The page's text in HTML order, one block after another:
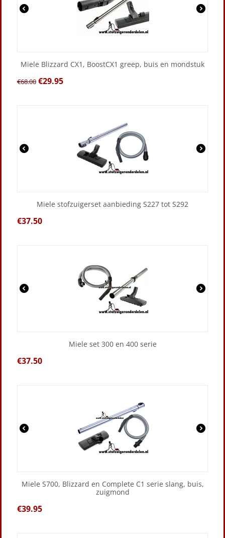
Miele Blizzard CX1, BoostCX1 greep, buis en mondstuk
€68.00 €29.95
Miele stofzuigerset aanbieding S227 tot S292
€37.50
Miele set 300 en 400 serie
€37.50
Miele S700, Blizzard en Complete C1 serie slang, buis,
zuigmond
€39.95